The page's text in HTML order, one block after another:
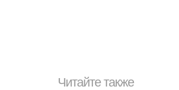
Читайте также